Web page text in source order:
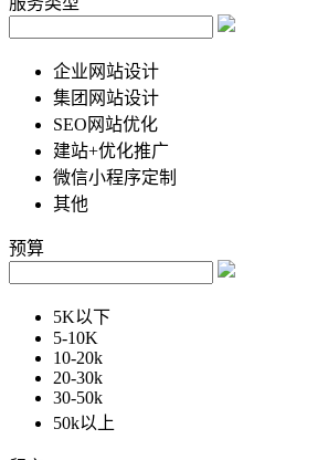
企业网站设计
集团网站设计
SEO网站优化
建站+优化推广
微信小程序定制
其他
预算
5K以下
5-10K
10-20k
20-30k
30-50k
50k以上